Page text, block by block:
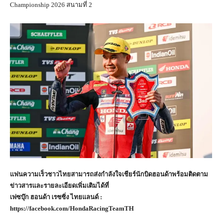
Championship 2026 สนามที่ 2
แฟนความเร็วชาวไทยสามารถส่งกำลังใจเชียร์นักบิดฮอนด้าพร้อมติดตาม
ข่าวสารและรายละเอียดเพิ่มเติมได้ที่
เฟซบุ๊ก ฮอนด้า เรซซิ่ง ไทยแลนด์ :
https://facebook.com/HondaRacingTeamTH